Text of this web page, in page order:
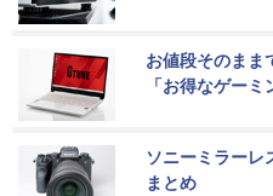
お値段そのまま
「お得なゲーミ
ソニーミラーレ
まとめ